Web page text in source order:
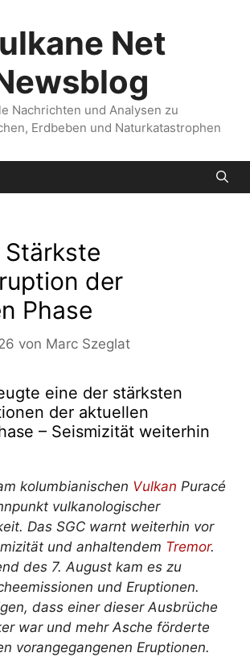
Net
Nachrichten und Analysen zu
Erdbeben und Naturkatastrophen
Stärkste
der
Phase
von Marc Szeglat
eine der stärksten
der aktuellen
– Seismizität weiterhin
kolumbianischen Vulkan Puracé
vulkanologischer
Das SGC warnt weiterhin vor
und anhaltendem Tremor.
des 7. August kam es zu
und Eruptionen.
dass einer dieser Ausbrüche
war und mehr Asche förderte
vorangegangenen Eruptionen.